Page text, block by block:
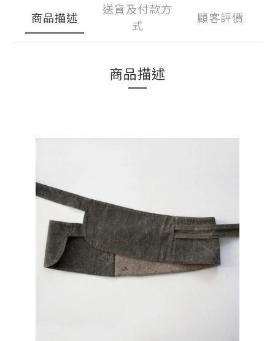
商品描述
送貨及付款方
式
顧客評價
商品描述